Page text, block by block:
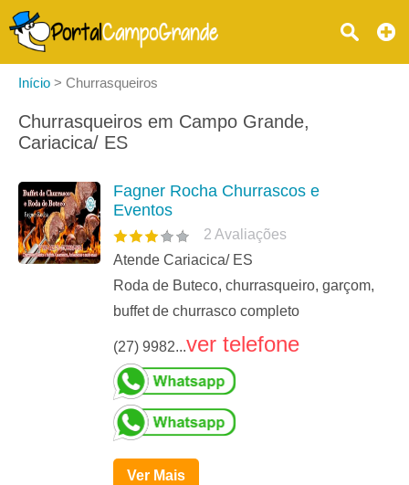
Início > Churrasqueiros
Churrasqueiros em Campo Grande,
Cariacica/ ES
Fagner Rocha Churrascos e
Eventos
2 Avaliações
Atende Cariacica/ ES
Roda de Buteco, churrasqueiro, garçom,
buffet de churrasco completo
(27) 9982...ver telefone
Ver Mais